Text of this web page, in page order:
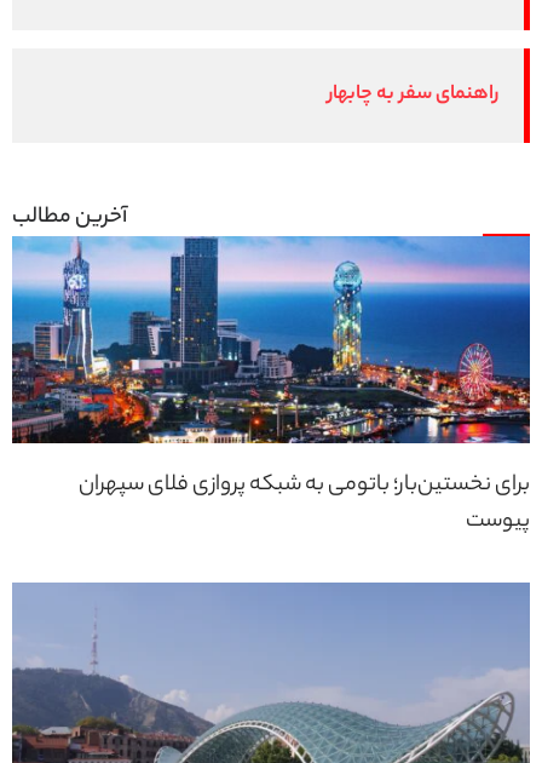
راهنمای سفر به چابهار
برای نخستین‌بار؛ باتومی به شبکه پروازی فلای سپهران
پیوست